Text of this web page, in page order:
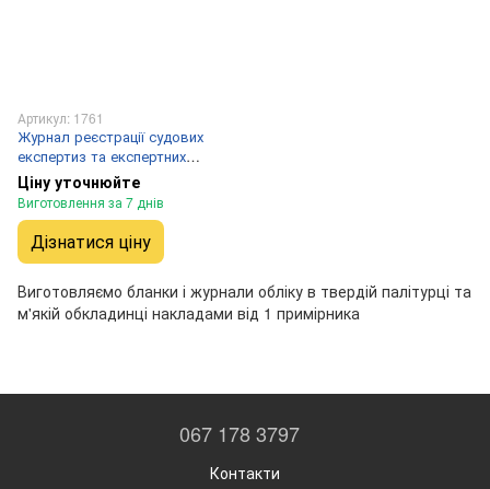
Артикул: 1761
Журнал реєстрації судових
експертиз та експертних
досліджень
Ціну уточнюйте
Виготовлення за 7 днів
Дізнатися ціну
Виготовляємо бланки і журнали обліку в твердій палітурці та
м'якій обкладинці накладами від 1 примірника
067 178 3797
Контакти